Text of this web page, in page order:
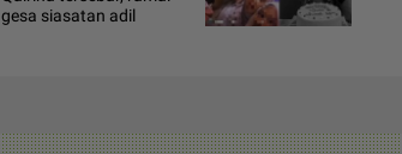
gesa siasatan adil